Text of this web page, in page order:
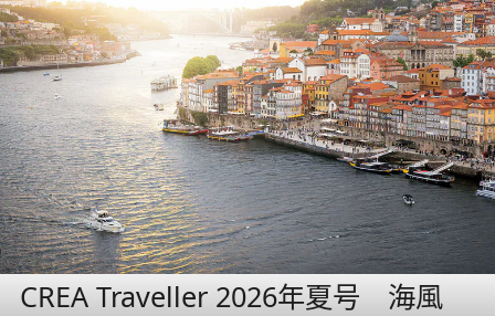
CREA Traveller 2026年夏号 海風